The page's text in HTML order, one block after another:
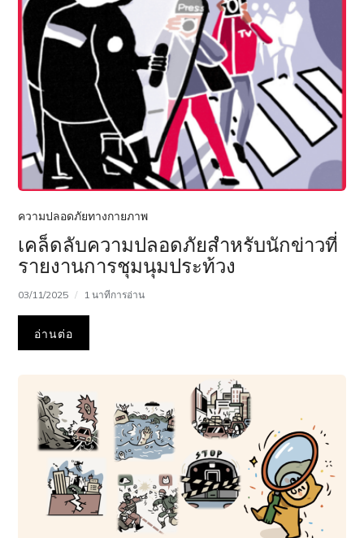
ความปลอดภัยทางกายภาพ
เคล็ดลับความปลอดภัยสำหรับนักข่าวที่
รายงานการชุมนุมประท้วง
03/11/2025 1 นาทีการอ่าน
อ่านต่อ